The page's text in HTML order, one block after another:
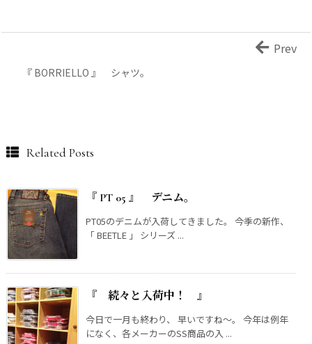
『 BORRIELLO 』 シャツ。
Prev
Related Posts
『 PT 05 』 デニム。
PT05のデニムが入荷してきました。 今季の新作、
「 BEETLE 」 シリーズ ...
『 続々と入荷中！ 』
今日で一月も終わり、 早いですね～。 今年は例年
になく、各メーカーのSS商品の入 ...